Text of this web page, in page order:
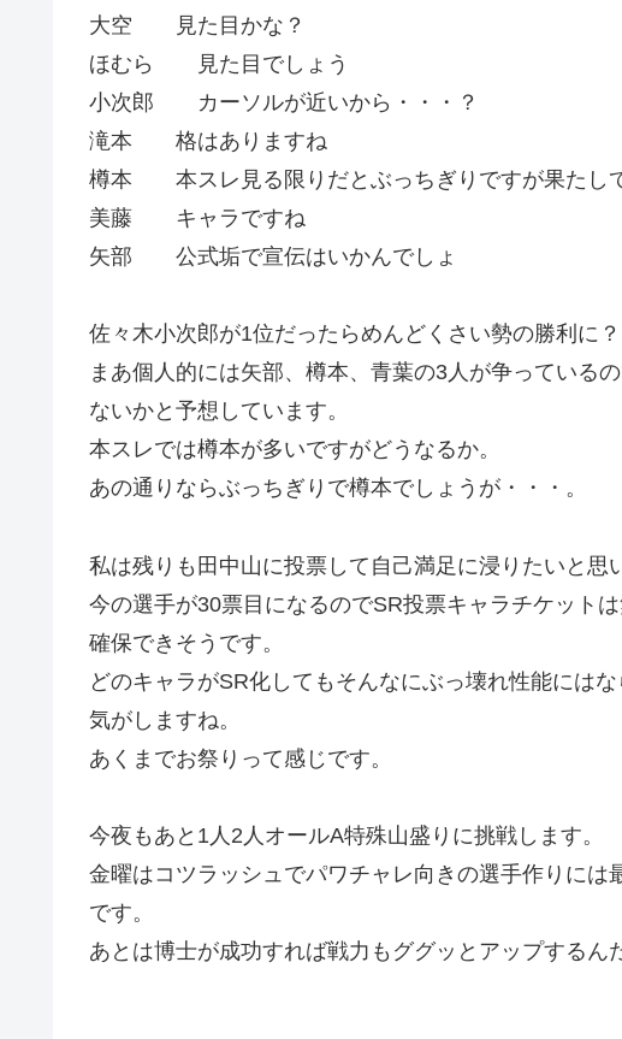
大空 見た目かな？
ほむら 見た目でしょう
小次郎 カーソルが近いから・・・？
滝本 格はありますね
樽本 本スレ見る限りだとぶっちぎりですが果たし
美藤 キャラですね
矢部 公式垢で宣伝はいかんでしょ
佐々木小次郎が1位だったらめんどくさい勢の勝利に？
まあ個人的には矢部、樽本、青葉の3人が争っている
ないかと予想しています。
本スレでは樽本が多いですがどうなるか。
あの通りならぶっちぎりで樽本でしょうが・・・。
私は残りも田中山に投票して自己満足に浸りたいと思
今の選手が30票目になるのでSR投票キャラチケット
確保できそうです。
どのキャラがSR化してもそんなにぶっ壊れ性能にはな
気がしますね。
あくまでお祭りって感じです。
今夜もあと1人2人オールA特殊山盛りに挑戦します。
金曜はコツラッシュでパワチャレ向きの選手作りには
です。
あとは博士が成功すれば戦力もググッとアップするん